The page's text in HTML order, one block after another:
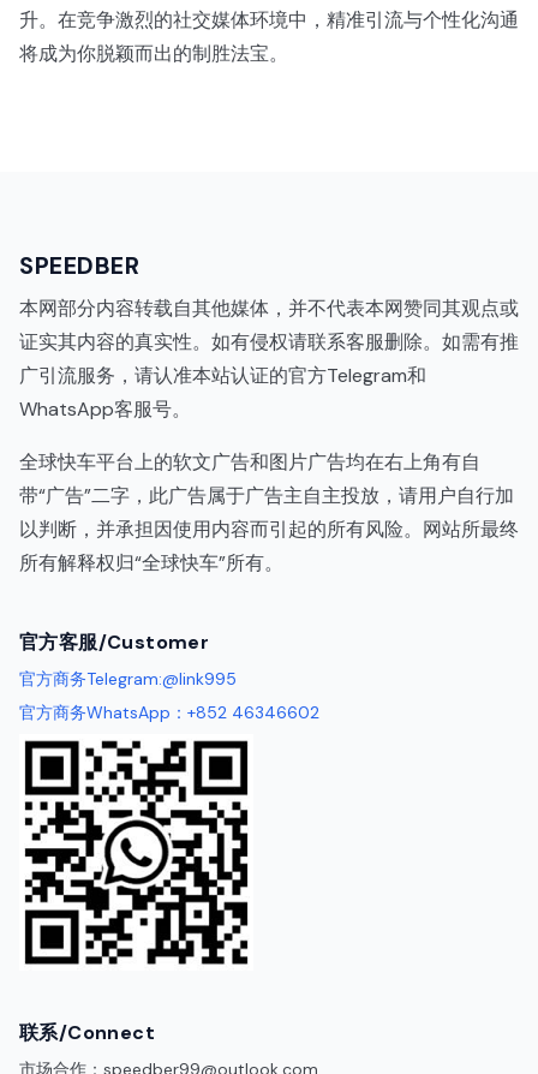
升。在竞争激烈的社交媒体环境中，精准引流与个性化沟通
将成为你脱颖而出的制胜法宝。
SPEEDBER
本网部分内容转载自其他媒体，并不代表本网赞同其观点或
证实其内容的真实性。如有侵权请联系客服删除。如需有推
广引流服务，请认准本站认证的官方Telegram和
WhatsApp客服号。
全球快车平台上的软文广告和图片广告均在右上角有自
带“广告”二字，此广告属于广告主自主投放，请用户自行加
以判断，并承担因使用内容而引起的所有风险。网站所最终
所有解释权归“全球快车”所有。
官方客服/Customer
官方商务Telegram:@link995
官方商务WhatsApp：+852 46346602
联系/Connect
市场合作： speedber99@outlook.com